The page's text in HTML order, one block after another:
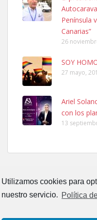
Utilizamos cookies para
nuestro servicio. Política
El día 5 se los perdió una
calle, se perdió por la zon...
Leales.org » Gran Canaria
Adopcion
Busco casa de acogida para
no la puedo tener. Solo gente
Gata joven encontrada
Península
Canarias”
26
SOY
27 mayo,
Ariel
con los
13